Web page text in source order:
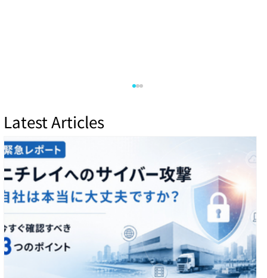
Latest Articles
【2026年7月第5週サイバー脅威分析】4つ
の重大インシデントから見る「攻撃対象
領域管理」の重要性